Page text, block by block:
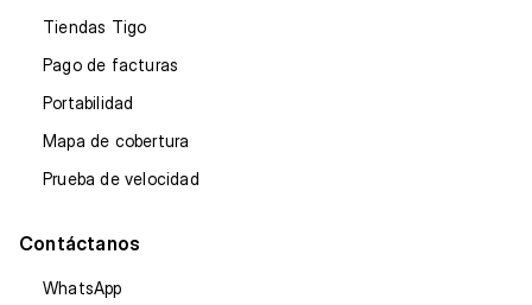
Tiendas Tigo
Pago de facturas
Portabilidad
Mapa de cobertura
Prueba de velocidad
Contáctanos
WhatsApp